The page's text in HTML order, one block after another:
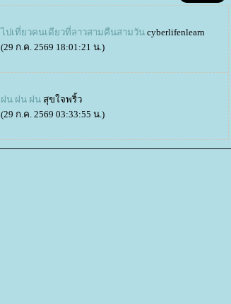
ไปเที่ยวคนเดียวที่ลาวสามคืนสามวัน cyberlifenlearn
(29 ก.ค. 2569 18:01:21 น.)
ฝน ฝน ฝน สุขใจพริ้ว
(29 ก.ค. 2569 03:33:55 น.)